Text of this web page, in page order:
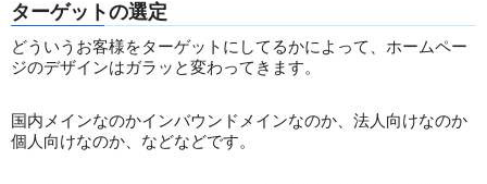
ターゲットの選定
どういうお客様をターゲットにしてるかによって、ホームペー
ジのデザインはガラッと変わってきます。
国内メインなのかインバウンドメインなのか、法人向けなのか
個人向けなのか、などなどです。